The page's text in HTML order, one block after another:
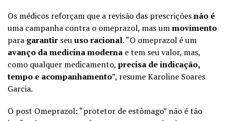
Os médicos reforçam que a revisão das prescriçõesnão é
uma campanha contra o omeprazol, mas ummovimento
para garantir seuuso racional. “O omeprazol é um
avanço da medicina moderna e tem seu valor, mas,
como qualquer medicamento, precisa de indicação,
tempo e acompanhamento”, resume Karoline Soares
Garcia.
O post Omeprazol: “protetor de estômago” não é tão